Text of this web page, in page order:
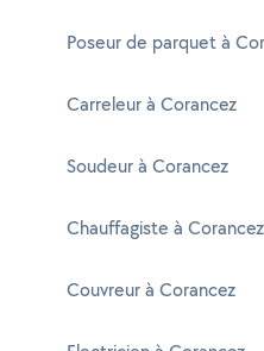
Poseur de parquet à
Carreleur à Corancez
Soudeur à Corancez
Chauffagiste à Corancez
Couvreur à Corancez